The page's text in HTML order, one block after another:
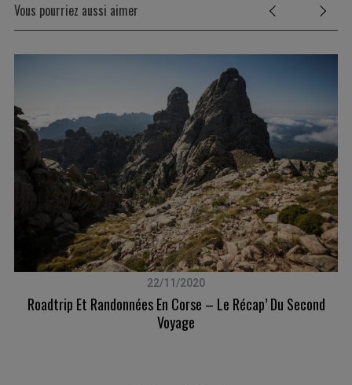
Vous pourriez aussi aimer
22/11/2020
Roadtrip Et Randonnées En Corse – Le Récap’ Du Second
Voyage